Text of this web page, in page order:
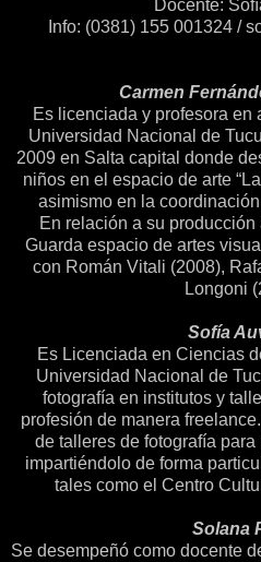
Docente:
Info: (0381) 155 001324 /
Carmen
Es licenciada y profesora en
Universidad Nacional de
2009 en Salta capital donde
niños en el espacio de arte
asimismo en la
En relación a su
Guarda espacio de artes
con Román Vitali (2008),
Longoni
Sofía
Es Licenciada en Ciencias
Universidad Nacional de
fotografía en institutos y
profesión de manera
de talleres de fotografía
impartiéndolo de forma
tales como el Centro
Solana
Se desempeñó como docente